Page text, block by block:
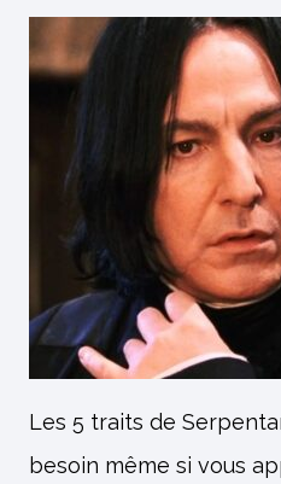
Les 5 traits de
besoin même si vous